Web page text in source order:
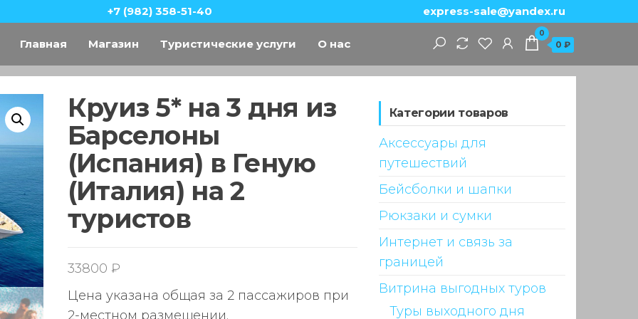
+7 (982) 358-51-40 express-sale@yandex.ru
0
0 ₽
Главная Магазин Туристические услуги О нас
Круиз 5* на 3 дня из
Барселоны
(Испания) в Геную
(Италия) на 2
туристов
33800 ₽
Цена указана общая за 2 пассажиров при
2-местном размещении.
Категории товаров
Аксессуары для
путешествий
Бейсболки и шапки
Рюкзаки и сумки
Интернет и связь за
границей
Витрина выгодных туров
Туры выходного дня